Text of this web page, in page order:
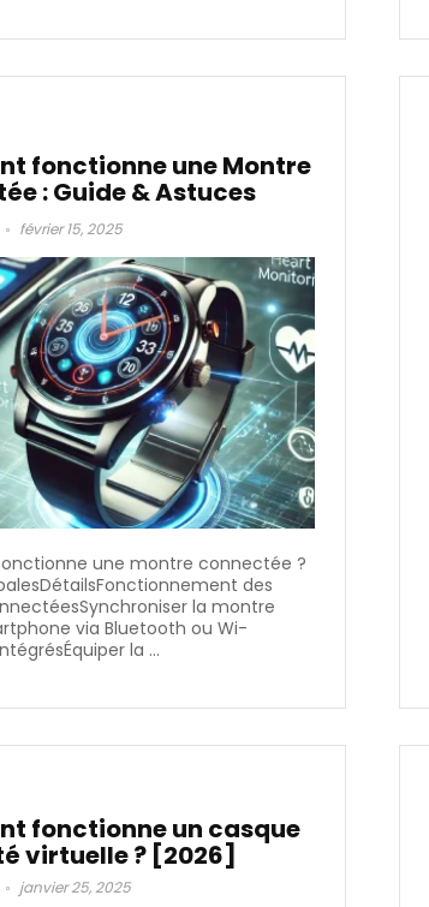
fonctionne une Montre
: Guide & Astuces
février 15, 2025
une montre connectée ?
des
la montre
via Bluetooth ou Wi-
la ...
fonctionne un casque
virtuelle​ ? [2026]
janvier 25, 2025